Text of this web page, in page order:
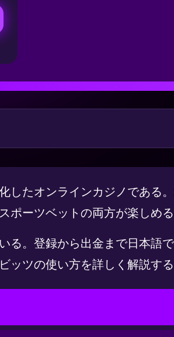
したオンラインカジノである
ポーツベットの両方が楽しめる
る。登録から出金まで日本語
ッツの使い方を詳しく解説する